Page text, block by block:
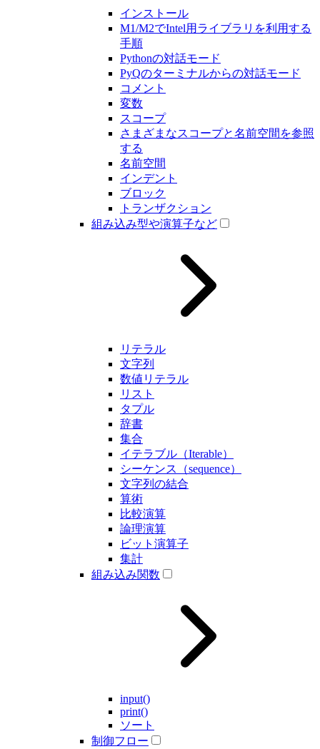
インストール
M1/M2でIntel用ライブラリを利用する
手順
Pythonの対話モード
PyQのターミナルからの対話モード
コメント
変数
スコープ
さまざまなスコープと名前空間を参照
する
名前空間
インデント
ブロック
トランザクション
組み込み型や演算子など
リテラル
文字列
数値リテラル
リスト
タプル
辞書
集合
イテラブル（Iterable）
シーケンス（sequence）
文字列の結合
算術
比較演算
論理演算
ビット演算子
集計
組み込み関数
input()
print()
ソート
制御フロー